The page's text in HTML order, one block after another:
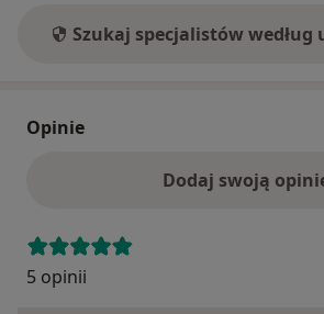
Szukaj specjalistów według
Opinie
Dodaj swoją
5 opinii